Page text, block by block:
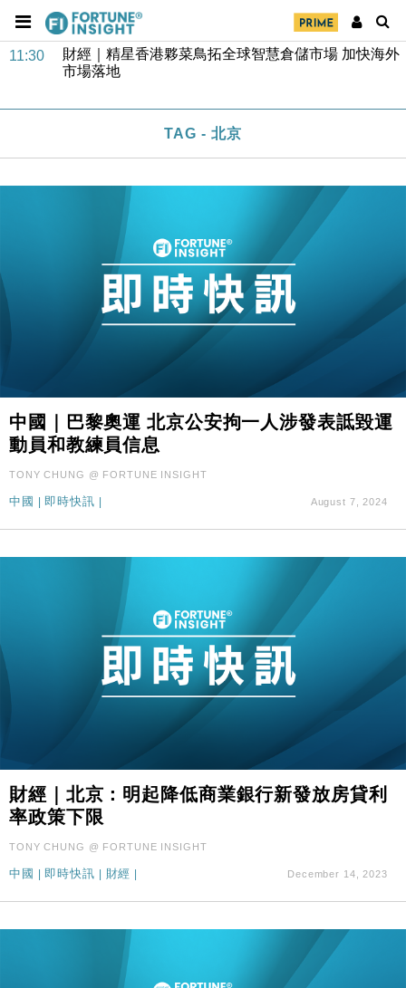
11:30
財經｜精星香港夥菜鳥拓全球智慧倉儲市場 加快海外
市場落地
14:50
地產｜大酒店中期轉賺2300萬元 斥21億翻新香港及
東京半島
13:12
國際｜特朗普赴洛杉磯高球場活動前 男子攜槍彈被捕
財經｜黑石傳再籌逾360億美元 支援Anthropic租用
財經｜美商務部擬擴大金屬關稅範圍 14類產品或加徵
本地｜新世界K11 9月升級會員制度 增鉑金卡級別鎖
定高消費客群
財經｜本港6月零售額連升14個月 珠寶鐘錶銷售升勢
財經｜滙控重啟最多10億美元回購 派息比率目標維持
50%
15:59
財經｜SA售股自救後再出手 斥4億美元押注未上市公
司
11:30
財經｜精星香港夥菜鳥拓全球智慧倉儲市場 加快海外
市場落地
地產｜大酒店中期轉賺2300萬元 斥21億翻新香港及
東京半島
13:12
國際｜特朗普赴洛杉磯高球場活動前 男子攜槍彈被捕
財經｜香港7月PMI回落至51 企業擴張放慢兼縮減人
財經｜黑石傳再籌逾360億美元 支援Anthropic租用
Google晶片
10:57
財經｜美商務部擬擴大金屬關稅範圍 14類產品或加徵
17:40
財經｜本港6月零售額連升14個月 珠寶鐘錶銷售升勢
最強
財經｜滙控重啟最多10億美元回購 派息比率目標維持
50%
TAG - 北京
中國｜巴黎奧運 北京公安拘一人涉發表詆毀運
動員和教練員信息
TONY CHUNG @ FORTUNE INSIGHT
中國 即時快訊 August 7, 2024
財經｜北京：明起降低商業銀行新發放房貸利
率政策下限
TONY CHUNG @ FORTUNE INSIGHT
中國 | 即時快訊 | 財經 | December 14, 2023